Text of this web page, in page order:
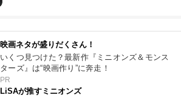
映画ネタが盛りだくさん！
いくつ見つけた？最新作『ミニオンズ＆モンス
ターズ』は“映画作り”に奔走！
PR
LiSAが推すミニオンズ